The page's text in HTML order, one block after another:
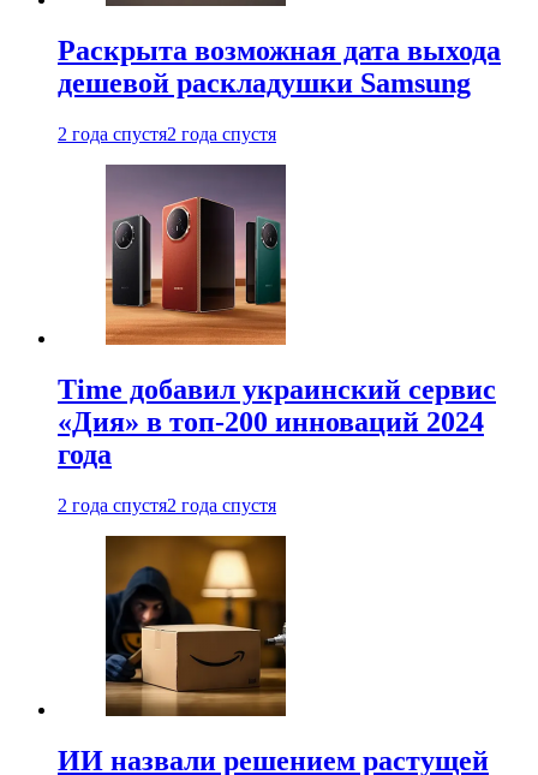
Раскрыта возможная дата выхода
дешевой раскладушки Samsung
2 года спустя2 года спустя
Time добавил украинский сервис
«Дия» в топ-200 инноваций 2024
года
2 года спустя2 года спустя
ИИ назвали решением растущей